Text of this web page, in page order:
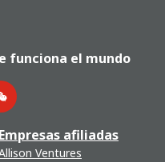
funciona el mundo
WeChat
Empresas afiliadas
Ventures